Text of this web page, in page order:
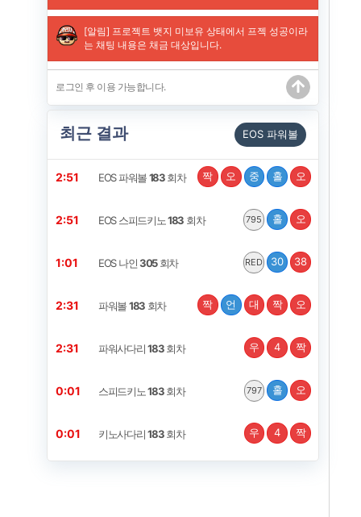
최근 결과 EOS 파워볼
2:50 EOS 파워볼183회차 짝 오 중 홀 오
2:50 EOS 스피드키노183 회차 795 홀 오
1:00 EOS 나인305회차 RED 30 38
2:30 파워볼183회차 짝 언 대 짝 오
2:30 파워사다리183회차 우 4 짝
0:00 스피드키노183회차 797 홀 오
0:00 키노사다리183회차 우 4 짝